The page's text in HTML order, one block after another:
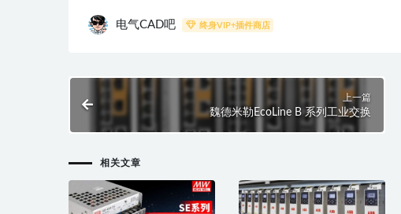
电气CAD吧 终身VIP+插件商店
上一篇
魏德米勒EcoLine B 系列工业交换
相关文章